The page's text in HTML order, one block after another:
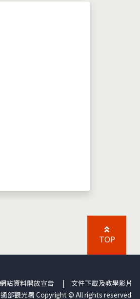
TOP
網站資料開放宣告 | 文件下載及教學影片
部觀光署 Copyright © All rights reserved.